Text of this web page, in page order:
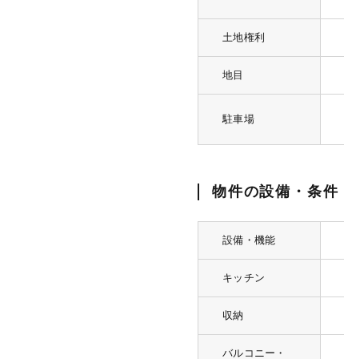
土地権利
地目
駐車場
物件の設備・条件
設備・機能
キッチン
収納
バルコニー・